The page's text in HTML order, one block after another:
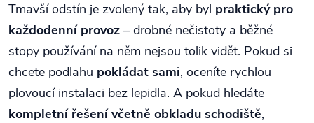
Tmavší odstín je zvolený tak, aby byl praktický pro
každodenní provoz – drobné nečistoty a běžné
stopy používání na něm nejsou tolik vidět. Pokud si
chcete podlahu pokládat sami, oceníte rychlou
plovoucí instalaci bez lepidla. A pokud hledáte
kompletní řešení včetně obkladu schodiště,